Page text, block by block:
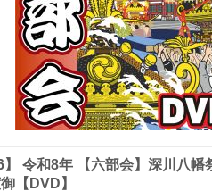
】 令和8年 【六部会】深川八幡
【DVD】